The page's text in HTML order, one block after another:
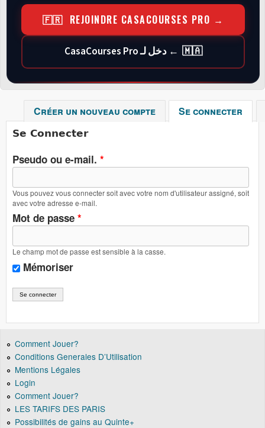
🇫🇷 REJOINDRE CASACOURSES PRO →
🇲🇦 ← دخل لـ CasaCourses Pro
Créer un nouveau compte Se connecter
Se Connecter
Pseudo ou e-mail. *
Vous pouvez vous connecter soit avec votre nom d'utilisateur assigné, soit
avec votre adresse e-mail.
Mot de passe *
Le champ mot de passe est sensible à la casse.
Mémoriser
Comment Jouer?
Conditions Generales D’Utilisation
Mentions Légales
Login
Comment Jouer?
LES TARIFS DES PARIS
Possibilités de gains au Quinte+